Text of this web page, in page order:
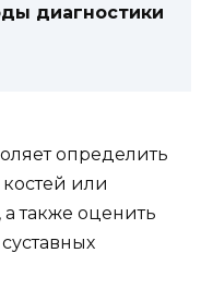
диагностики
определить
или
а также оценить